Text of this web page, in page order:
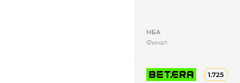
НБА
Финал
1.725